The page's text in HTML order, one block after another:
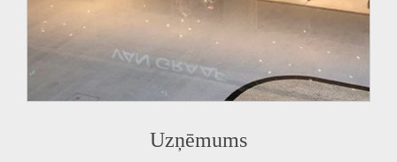
Uzņēmums